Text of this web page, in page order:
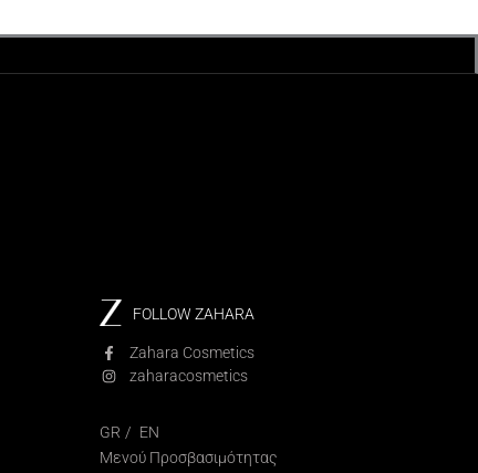
FOLLOW ZAHARA
Zahara Cosmetics
zaharacosmetics
GR
EN
Μενού Προσβασιμότητας